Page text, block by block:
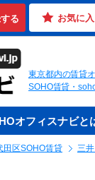
る お気に
東京都内の賃貸
SOHO賃貸・
オフィスナビと
田区SOHO賃貸 三井